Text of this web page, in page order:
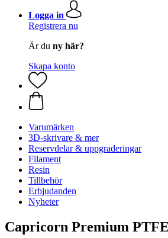
Logga in
Registrera nu
Är du ny här?
Skapa konto
Varumärken
3D-skrivare & mer
Reservdelar & uppgraderingar
Filament
Resin
Tillbehör
Erbjudanden
Nyheter
Capricorn Premium PTFE